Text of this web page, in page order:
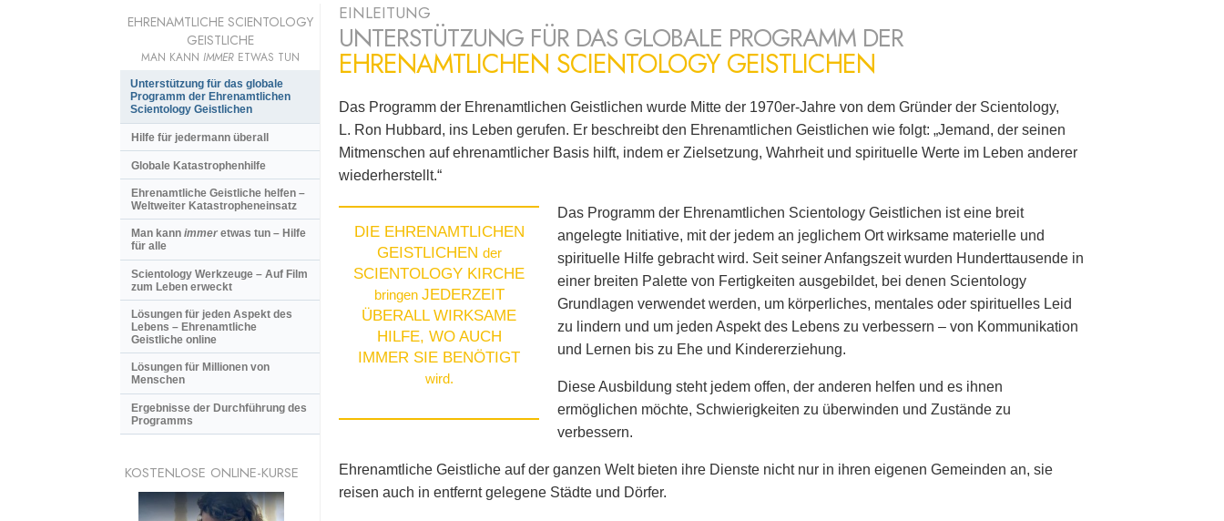
EINLEITUNG
UNTERSTÜTZUNG FÜR DAS GLOBALE PROGRAMM DER
EHRENAMTLICHEN SCIENTOLOGY GEISTLICHEN
Das Programm der Ehrenamtlichen Geistlichen wurde Mitte der 1970er-Jahre von dem Gründer der Scientology,
L. Ron Hubbard, ins Leben gerufen. Er beschreibt den Ehrenamtlichen Geistlichen wie folgt: „Jemand, der seinen
Mitmenschen auf ehrenamtlicher Basis hilft, indem er Zielsetzung, Wahrheit und spirituelle Werte im Leben anderer
wiederherstellt.“
DIE EHRENAMTLICHEN
GEISTLICHEN der
SCIENTOLOGY KIRCHE
bringen JEDERZEIT
ÜBERALL WIRKSAME
HILFE, WO AUCH
IMMER SIE BENÖTIGT
wird.
Das Programm der Ehrenamtlichen Scientology Geistlichen ist eine breit
angelegte Initiative, mit der jedem an jeglichem Ort wirksame materielle und
spirituelle Hilfe gebracht wird. Seit seiner Anfangszeit wurden Hunderttausende in
einer breiten Palette von Fertigkeiten ausgebildet, bei denen Scientology
Grundlagen verwendet werden, um körperliches, mentales oder spirituelles Leid
zu lindern und um jeden Aspekt des Lebens zu verbessern – von Kommunikation
und Lernen bis zu Ehe und Kindererziehung.
Diese Ausbildung steht jedem offen, der anderen helfen und es ihnen
ermöglichen möchte, Schwierigkeiten zu überwinden und Zustände zu
verbessern.
Ehrenamtliche Geistliche auf der ganzen Welt bieten ihre Dienste nicht nur in ihren eigenen Gemeinden an, sie
reisen auch in entfernt gelegene Städte und Dörfer.
EHRENAMTLICHE SCIENTOLOGY
GEISTLICHE
MAN KANN IMMERETWAS TUN
Unterstützung für das globale
Programm der Ehrenamtlichen
Scientology Geistlichen
Hilfe für jedermann überall
Globale Katastrophenhilfe
Ehrenamtliche Geistliche helfen –
Weltweiter Katastropheneinsatz
Man kann immer etwas tun – Hilfe
für alle
Scientology Werkzeuge – Auf Film
zum Leben erweckt
Lösungen für jeden Aspekt des
Lebens – Ehrenamtliche
Geistliche online
Lösungen für Millionen von
Menschen
Ergebnisse der Durchführung des
Programms
KOSTENLOSE ONLINE-KURSE